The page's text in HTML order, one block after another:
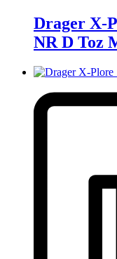
Drager X-
NR D Toz